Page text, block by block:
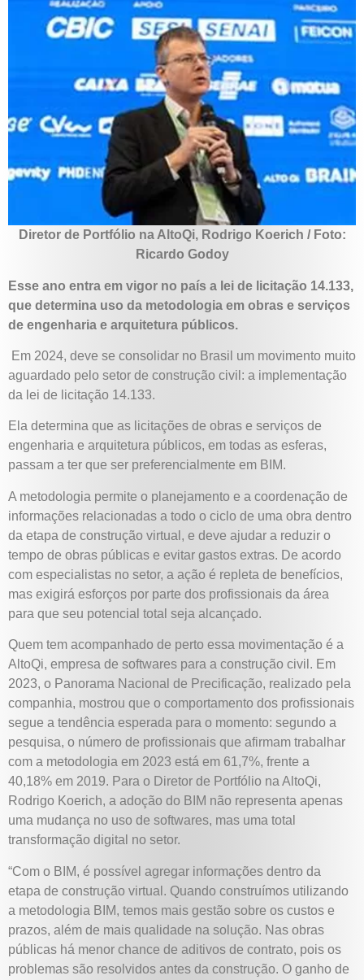
Diretor de Portfólio na AltoQi, Rodrigo Koerich / Foto:
Ricardo Godoy
Esse ano entra em vigor no país a lei de licitação 14.133,
que determina uso da metodologia em obras e serviços
de engenharia e arquitetura públicos.
Em 2024, deve se consolidar no Brasil um movimento muito
aguardado pelo setor de construção civil: a implementação
da lei de licitação 14.133.
Ela determina que as licitações de obras e serviços de
engenharia e arquitetura públicos, em todas as esferas,
passam a ter que ser preferencialmente em BIM.
A metodologia permite o planejamento e a coordenação de
informações relacionadas a todo o ciclo de uma obra dentro
da etapa de construção virtual, e deve ajudar a reduzir o
tempo de obras públicas e evitar gastos extras. De acordo
com especialistas no setor, a ação é repleta de benefícios,
mas exigirá esforços por parte dos profissionais da área
para que seu potencial total seja alcançado.
Quem tem acompanhado de perto essa movimentação é a
AltoQi, empresa de softwares para a construção civil. Em
2023, o Panorama Nacional de Precificação, realizado pela
companhia, mostrou que o comportamento dos profissionais
segue a tendência esperada para o momento: segundo a
pesquisa, o número de profissionais que afirmam trabalhar
com a metodologia em 2023 está em 61,7%, frente a
40,18% em 2019. Para o Diretor de Portfólio na AltoQi,
Rodrigo Koerich, a adoção do BIM não representa apenas
uma mudança no uso de softwares, mas uma total
transformação digital no setor.
“Com o BIM, é possível agregar informações dentro da
etapa de construção virtual. Quando construímos utilizando
a metodologia BIM, temos mais gestão sobre os custos e
prazos, além de mais qualidade na solução. Nas obras
públicas há menor chance de aditivos de contrato, pois os
problemas são resolvidos antes da construção. O ganho de